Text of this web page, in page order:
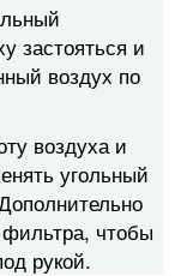
застояться и
воздух по
воздуха и
угольный
чтобы
рукой.